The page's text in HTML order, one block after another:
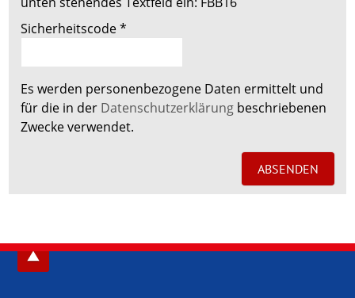
Sicherheitscode*
Es werden personenbezogene Daten ermittelt und
für die in der Datenschutzerklärung beschriebenen
Zwecke verwendet.